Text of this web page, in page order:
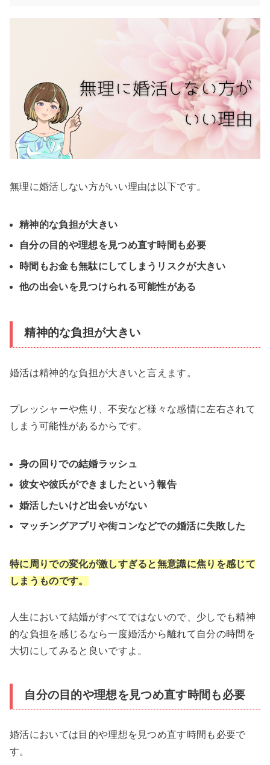
無理に婚活しない方がいい理由は以下です。
精神的な負担が大きい
自分の目的や理想を見つめ直す時間も必要
時間もお金も無駄にしてしまうリスクが大きい
他の出会いを見つけられる可能性がある
精神的な負担が大きい
婚活は精神的な負担が大きいと言えます。
プレッシャーや焦り、不安など様々な感情に左右されて
しまう可能性があるからです。
身の回りでの結婚ラッシュ
彼女や彼氏ができましたという報告
婚活したいけど出会いがない
マッチングアプリや街コンなどでの婚活に失敗した
特に周りでの変化が激しすぎると無意識に焦りを感じて
しまうものです。
人生において結婚がすべてではないので、少しでも精神
的な負担を感じるなら一度婚活から離れて自分の時間を
大切にしてみると良いですよ。
自分の目的や理想を見つめ直す時間も必要
婚活においては目的や理想を見つめ直す時間も必要で
す。